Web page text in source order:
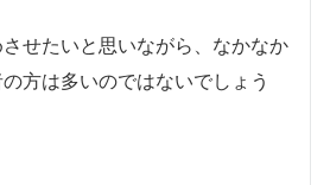
せたいと思いながら、なかなか
方は多いのではないでしょう